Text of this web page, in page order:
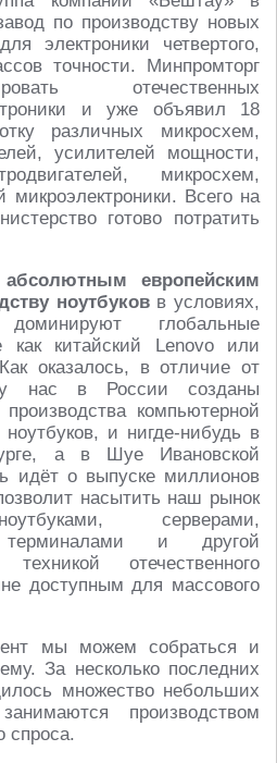
по производству новых
электроники четвертого,
точности. Минпромторг
отечественных
и уже объявил 18
различных микросхем,
усилителей мощности,
микросхем,
микроэлектроники. Всего на
готово потратить
европейским
ноутбуковв условиях,
глобальные
как китайский Lenovo или
оказалось, в отличие от
нас в России созданы
компьютерной
и нигде-нибудь в
а в Шуе Ивановской
идёт о выпуске миллионов
насытить наш рынок
серверами,
терминалами и другой
техникой отечественного
доступным для массового
мы можем собраться и
За несколько последних
множество небольших
производством
спроса.